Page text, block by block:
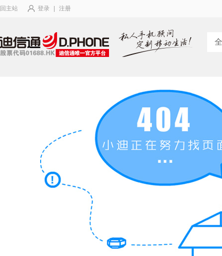
回主站 登录 注册